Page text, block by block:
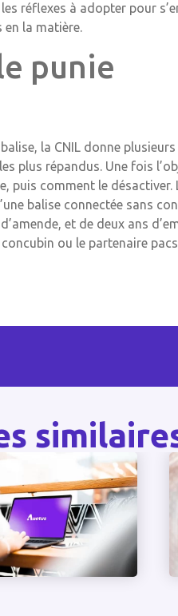
réflexes à adopter pour
en la matière.
punie
la CNIL donne
plus répandus. Une fois
comment le désactiver.
balise connectée sans
et de deux ans
ou le partenaire